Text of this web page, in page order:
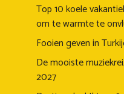
Top 10 koele
om te warmte te
Fooien geven in
De mooiste
2027